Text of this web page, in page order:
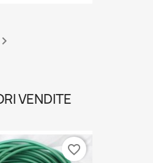
favorite_border